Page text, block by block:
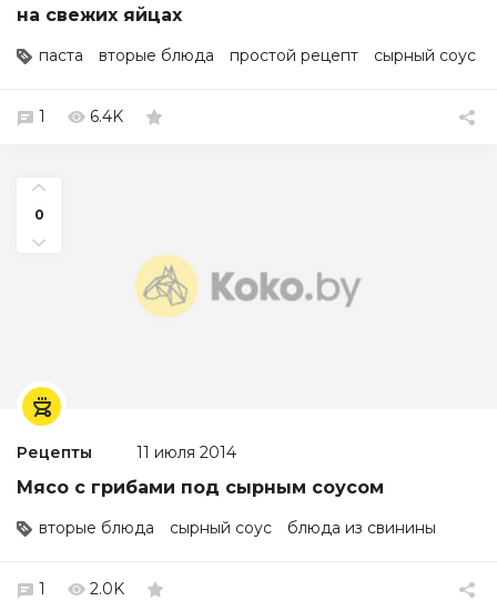
на свежих яйцах
паста вторые блюда простой рецепт сырный соус
1 6.4K
0
Рецепты 11 июля 2014
Мясо с грибами под сырным соусом
вторые блюда сырный соус блюда из свинины
1 2.0K